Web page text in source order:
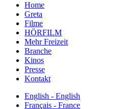
Home
Greta
Filme
HÖRFILM
Mehr Freizeit
Branche
Kinos
Presse
Kontakt
English - English
Français - France